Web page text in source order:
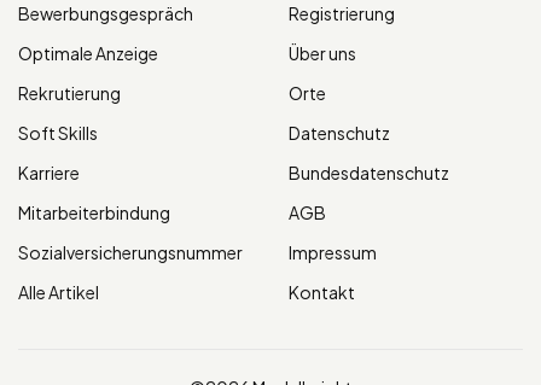
Bewerbungsgespräch
Optimale Anzeige
Rekrutierung
Soft Skills
Karriere
Mitarbeiterbindung
Sozialversicherungsnummer
Alle Artikel
Registrierung
Über uns
Orte
Datenschutz
Bundesdatenschutz
AGB
Impressum
Kontakt